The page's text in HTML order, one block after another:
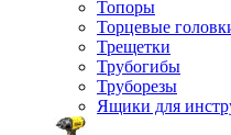
Топоры
Торцевые
Трещетки
Трубогибы
Труборезы
Ящики для